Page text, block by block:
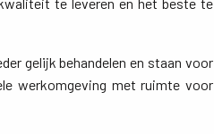
gelijk behandelen en staan voor
werkomgeving met ruimte voor